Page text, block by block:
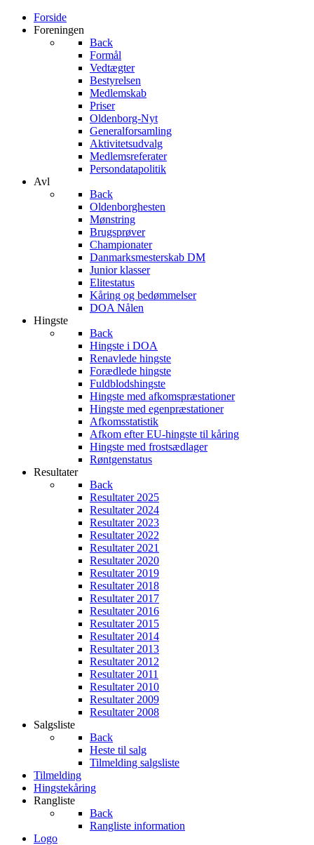
Forside
Foreningen
Back
Formål
Vedtægter
Bestyrelsen
Medlemskab
Priser
Oldenborg-Nyt
Generalforsamling
Aktivitetsudvalg
Medlemsreferater
Persondatapolitik
Avl
Back
Oldenborghesten
Mønstring
Brugsprøver
Championater
Danmarksmesterskab DM
Junior klasser
Elitestatus
Kåring og bedømmelser
DOA Nålen
Hingste
Back
Hingste i DOA
Renavlede hingste
Forædlede hingste
Fuldblodshingste
Hingste med afkomspræstationer
Hingste med egenpræstationer
Afkomsstatistik
Afkom efter EU-hingste til kåring
Hingste med frostsædlager
Røntgenstatus
Resultater
Back
Resultater 2025
Resultater 2024
Resultater 2023
Resultater 2022
Resultater 2021
Resultater 2020
Resultater 2019
Resultater 2018
Resultater 2017
Resultater 2016
Resultater 2015
Resultater 2014
Resultater 2013
Resultater 2012
Resultater 2011
Resultater 2010
Resultater 2009
Resultater 2008
Salgsliste
Back
Heste til salg
Tilmelding salgsliste
Tilmelding
Hingstekåring
Rangliste
Back
Rangliste information
Logo